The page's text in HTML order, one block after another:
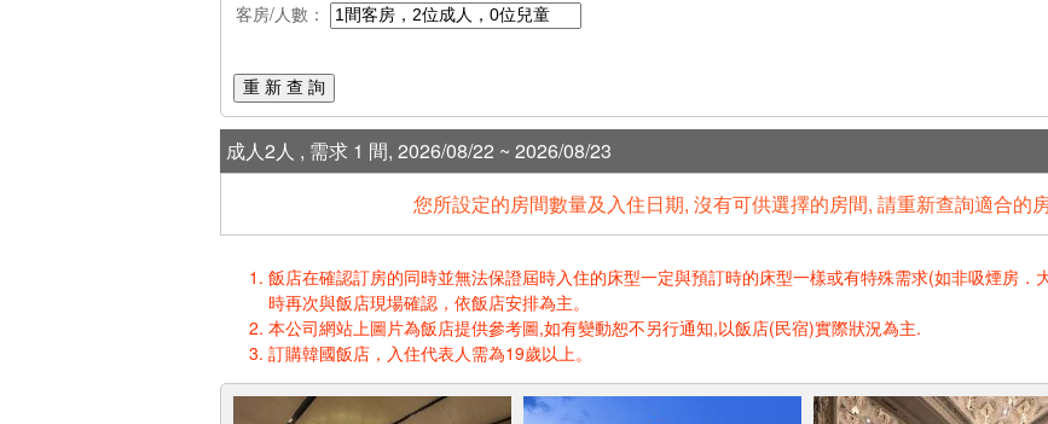
客房/人數：
重 新 查 詢
成人2人 , 需求 1 間, 2026/08/22 ~ 2026/08/23
您所設定的房間數量及入住日期, 沒有可供選擇的房間, 請重新查詢適合的
飯店在確認訂房的同時並無法保證屆時入住的床型一定與預訂時的床型一樣或有特殊需求(如非吸煙房
時再次與飯店現場確認，依飯店安排為主。
本公司網站上圖片為飯店提供參考圖,如有變動恕不另行通知,以飯店(民宿)實際狀況為主.
訂購韓國飯店，入住代表人需為19歲以上。